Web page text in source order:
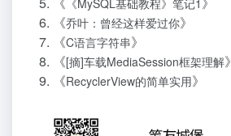
《乔叶：曾经这样爱过你》
《C语言字符串》
《[摘]车载MediaSession框架理解》
《RecyclerView的简单实用》